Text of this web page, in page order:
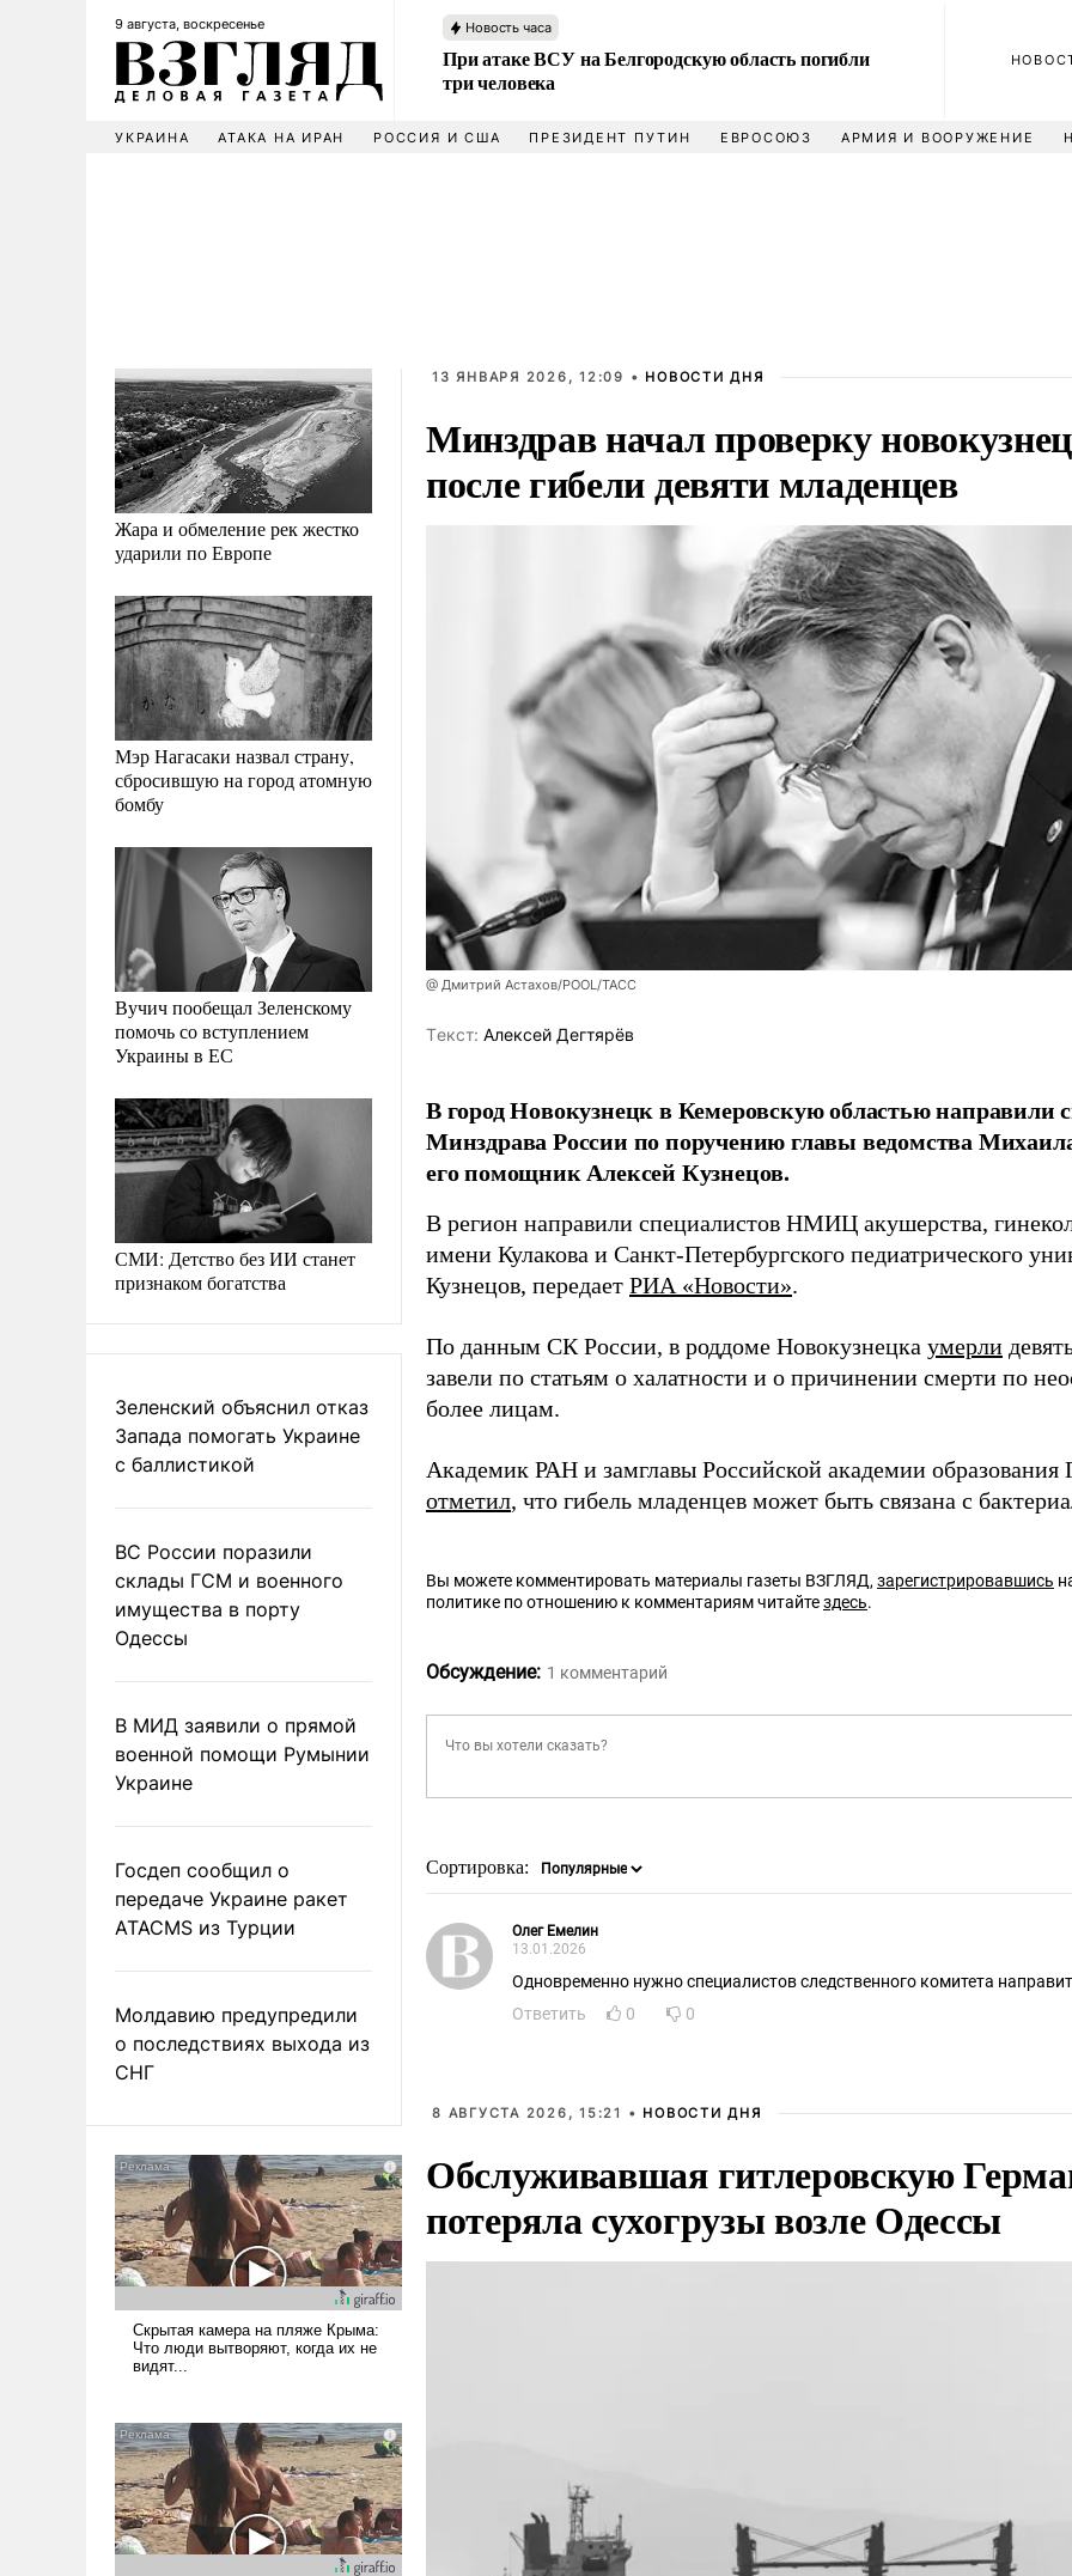
9 августа, воскресенье Новость часа
При атаке ВСУ на Белгородскую область погибли
три человека
УКРАИНА АТАКА НА ИРАН РОССИЯ И США ПРЕЗИДЕНТ ПУТИН ЕВРОСОЮЗ АРМИЯ И ВООРУЖЕНИЕ
Жара и обмеление рек жестко
ударили по Европе
Мэр Нагасаки назвал страну,
сбросившую на город атомную
бомбу
Вучич пообещал Зеленскому
помочь со вступлением
Украины в ЕС
СМИ: Детство без ИИ станет
признаком богатства
Зеленский объяснил отказ
Запада помогать Украине
с баллистикой
ВС России поразили
склады ГСМ и военного
имущества в порту
Одессы
В МИД заявили о прямой
военной помощи Румынии
Украине
Госдеп сообщил о
передаче Украине ракет
ATACMS из Турции
Молдавию предупредили
о последствиях выхода из
СНГ
13 ЯНВАРЯ 2026, 12:09 • НОВОСТИ ДНЯ
Минздрав начал проверку
после гибели девяти младенцев
@ Дмитрий Астахов/POOL/ТАСС
Tекст: Алексей Дегтярёв
В город Новокузнецк в Кемеровскую областью направили
Минздрава России по поручению главы ведомства
его помощник Алексей Кузнецов.
В регион направили специалистов НМИЦ акушерства,
имени Кулакова и Санкт-Петербургского педиатрического
Кузнецов, передает РИА «Новости».
По данным СК России, в роддоме Новокузнецка умерли
завели по статьям о халатности и о причинении смерти по
более лицам.
Академик РАН и замглавы Российской академии
отметил, что гибель младенцев может быть связана с
Вы можете комментировать материалы газеты ВЗГЛЯД,зарегистрировавшись
политике по отношению к комментариям читайтездесь.
Обсуждение: 1 комментарий
Сортировка:
Олег Емелин
13.01.2026
Одновременно нужно специалистов следственного комитета
Ответить
0 0
8 АВГУСТА 2026, 15:21 • НОВОСТИ ДНЯ
Обслуживавшая гитлеровскую
потеряла сухогрузы возле Одессы